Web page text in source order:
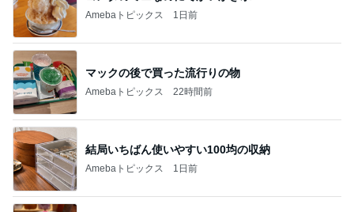
Amebaトピックス 1日前
マックの後で買った流行りの物
Amebaトピックス 22時間前
結局いちばん使いやすい100均の収納
Amebaトピックス 1日前